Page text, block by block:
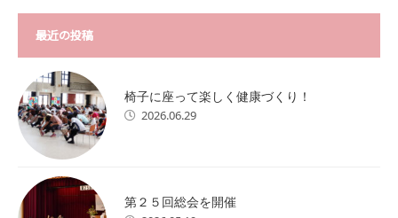
最近の投稿
椅子に座って楽しく健康づくり！
2026.06.29
第２５回総会を開催